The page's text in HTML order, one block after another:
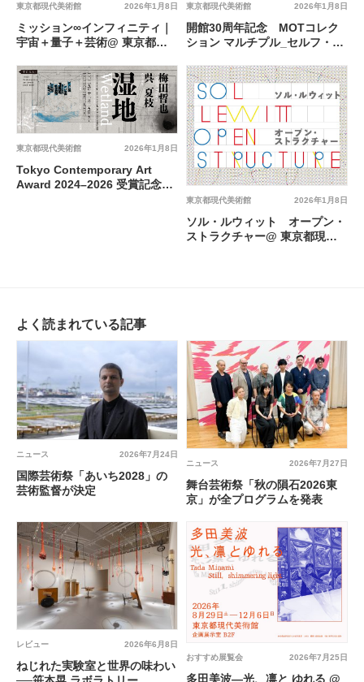
2026年1月8日
東京都現代美術館
ミッション∞インフィニティ｜
宇宙＋量子＋芸術@ 東京都現
2026年1月8日
東京都現代美術館
開館30周年記念 MOTコレク
ション マルチプル_セルフ・ポ
子 —弓形とカテナリー@ 東京
都現代美術館
2026年1月8日
東京都現代美術館
Tokyo Contemporary Art
Award 2024–2026 受賞記念展
2026年1月8日
東京都現代美術館
ソル・ルウィット オープン・
ストラクチャー@ 東京都現代
よく読まれている記事
2026年7月24日
ニュース
国際芸術祭「あいち2028」の
芸術監督が決定
2026年7月27日
ニュース
舞台芸術祭「秋の隕石2026東
京」が全プログラムを発表
2026年6月8日
レビュー
ねじれた実験室と世界の味わい
2026年7月25日
おすすめ展覧会
多田美波―光、凛と ゆれる @